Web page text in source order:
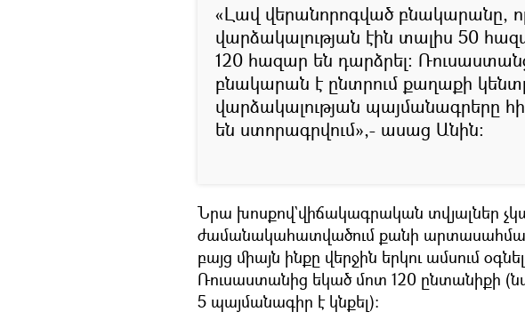
«Լավ վերանորոգված բնակարանը,
վարձակալության էին տալիս 50
120 հազար են դարձրել։
բնակարան է ընտրում քաղաքի
վարձակալության պայմանագրերը
են ստորագրվում»,- ասաց Անին։
Նրա խոսքով`վիճակագրական տվյալներ
ժամանակահատվածում քանի
բայց միայն ինքը վերջին երկու ամսում
Ռուսաստանից եկած մոտ 120 ընտանիքի
5 պայմանագիր է կնքել)։